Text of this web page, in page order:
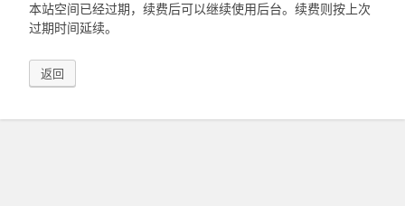
本站空间已经过期，续费后可以继续使用后台。续费则按上次
过期时间延续。
返回